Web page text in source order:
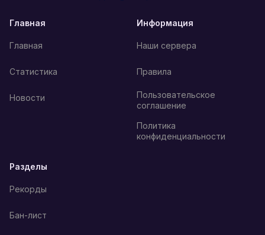
Главная
Главная
Статистика
Новости
Информация
Наши сервера
Правила
Пользовательское
соглашение
Политика
конфиденциальности
Разделы
Рекорды
Бан-лист